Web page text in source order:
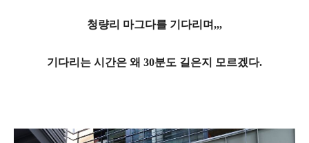
청량리 마그다를 기다리며,,,
기다리는 시간은 왜 30분도 길은지 모르겠다.